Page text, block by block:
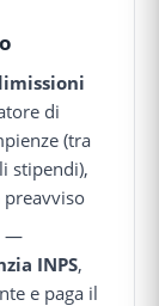
di
(tra
stipendi),
—
INPS,
e paga il